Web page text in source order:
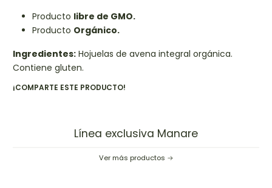
Producto libre de GMO.
Producto Orgánico.
Ingredientes: Hojuelas de avena integral orgánica.
Contiene gluten.
¡COMPARTE ESTE PRODUCTO!
Línea exclusiva Manare
Ver más productos